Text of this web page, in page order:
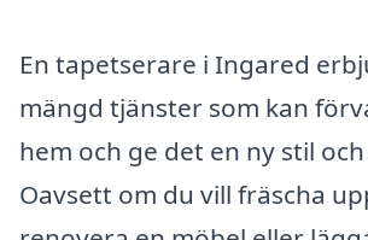
En tapetserare i Ingared
mängd tjänster som kan
hem och ge det en ny stil
Oavsett om du vill fräscha